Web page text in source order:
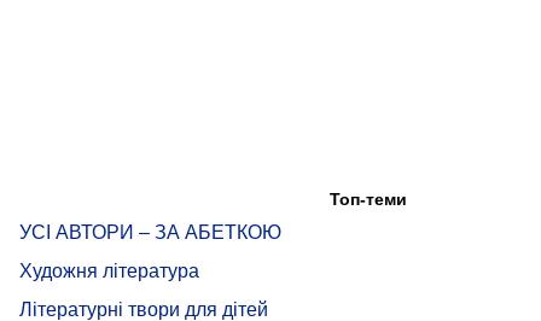
Топ-теми
УСІ АВТОРИ – ЗА АБЕТКОЮ
Художня література
Літературні твори для дітей